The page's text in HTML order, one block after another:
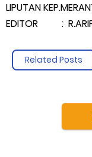
LIPUTAN
EDITOR :
Related Posts